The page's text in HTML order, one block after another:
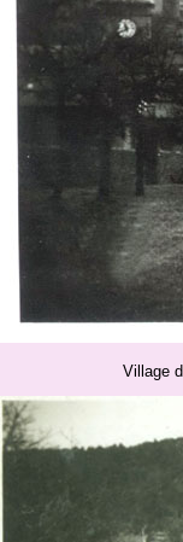
Village